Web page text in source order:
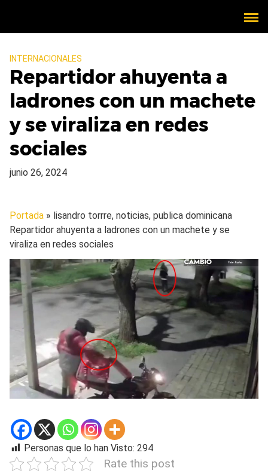
INTERNACIONALES
Repartidor ahuyenta a
ladrones con un machete
y se viraliza en redes
sociales
junio 26, 2024
Portada » lisandro torrre, noticias, publica dominicana
Repartidor ahuyenta a ladrones con un machete y se
viraliza en redes sociales
Personas que lo han Visto: 294
Rate this post